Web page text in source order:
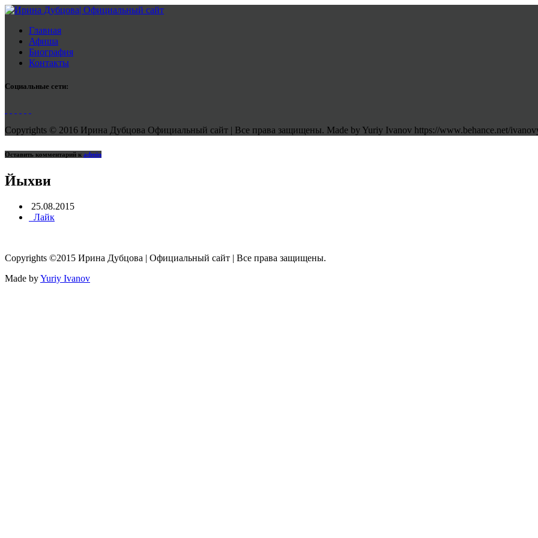
Главная
Афиша
Биография
Контакты
Социальные сети:
Copyrights © 2016 Ирина Дубцова Официальный сайт | Все права защищены. Made by Yuriy Ivanov https://www.behance.net/
Оставить комментарий к admin
Йыхви
25.08.2015
Лайк
Copyrights ©2015 Ирина Дубцова | Официальный сайт | Все права защищены.
Made byYuriy Ivanov